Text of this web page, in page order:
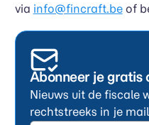
Abonneer je gratis
Nieuws uit de fiscale
rechtstreeks in je
via info@fincraft.beof